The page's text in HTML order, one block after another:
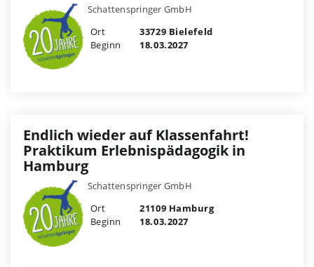
Schattenspringer GmbH
Ort
33729 Bielefeld
Beginn
18.03.2027
Endlich wieder auf Klassenfahrt!
Praktikum Erlebnispädagogik in
Hamburg
Schattenspringer GmbH
Ort
21109 Hamburg
Beginn
18.03.2027